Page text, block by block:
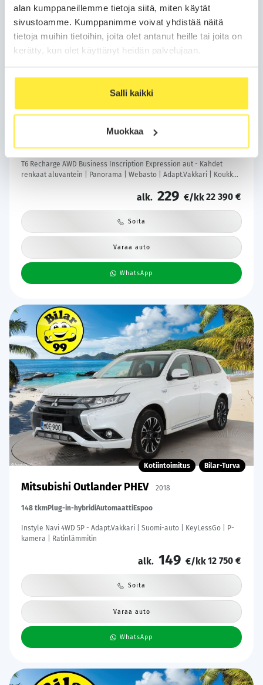
alan kumppaneillemme tietoja siitä, miten käytät
sivustoamme. Kumppanimme voivat yhdistää näitä
tietoja muihin tietoihin, joita olet antanut heille tai joita on
kerätty, kun olet käyttänyt heidän palvelujaan.
Salli kaikki
Muokkaa
T6 Recharge AWD Business Inscription Expression aut - Kahdet
renkaat aluvantein | Panorama | Webasto | Adapt.Vakkari | Koukku |
alk. 229 €/kk22 390 €
Soita
Varaa auto
WhatsApp
Kotiintoimitus Bilar-Turva
Mitsubishi Outlander PHEV 2018
148 tkmPlug-in-hybridiAutomaattiEspoo
Instyle Navi 4WD 5P - Adapt.Vakkari | Suomi-auto | KeyLessGo | P-
kamera | Ratinlämmitin
alk. 149 €/kk12 750 €
Soita
Varaa auto
WhatsApp